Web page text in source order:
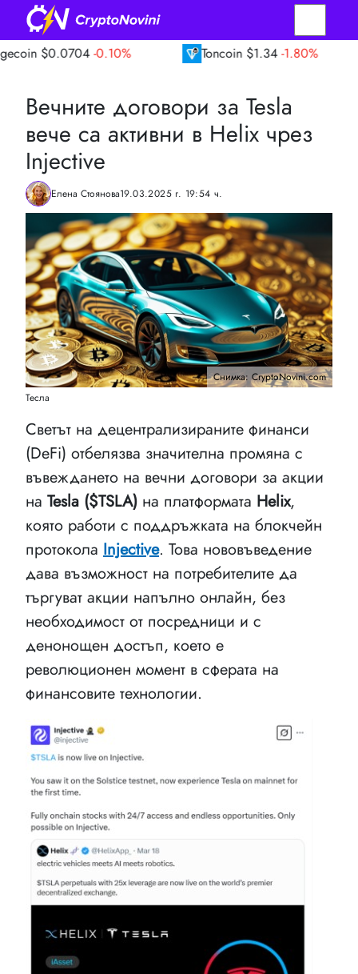
-0.10% $1.34 -1.80%
Вечните договори за Tesla
вече са активни в Helix чрез
Injective
Елена Стоянова19.03.2025 г. 19:54 ч.
Снимка: CryptoNovini.com
Тесла
Светът на децентрализираните финанси
(DeFi) отбелязва значителна промяна с
въвеждането на вечни договори за акции
на Tesla ($TSLA) на платформата Helix,
която работи с поддръжката на блокчейн
протокола Injective. Това нововъведение
дава възможност на потребителите да
търгуват акции напълно онлайн, без
необходимост от посредници и с
денонощен достъп, което е
революционен момент в сферата на
финансовите технологии.